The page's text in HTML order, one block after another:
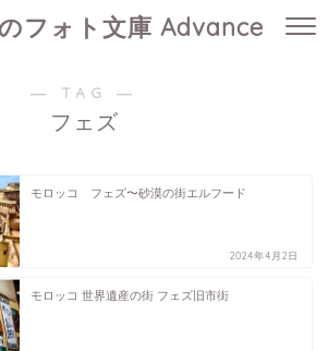
フォト文庫 Advance
― TAG ―
フェズ
モロッコ フェズ〜砂漠の街エルフード
2024年4月2日
モロッコ 世界遺産の街 フェズ旧市街